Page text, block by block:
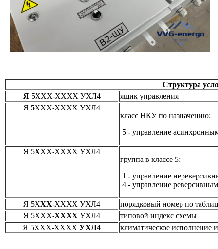
Структура
Я 5ХХХ-ХХХХ УХЛ4
ящик управления
Я 5ХХХ-ХХХХ УХЛ4
класс НКУ по назначению:
5 - управление
Я 5ХХХ-ХХХХ УХЛ4
группа в классе 5:
1 - управление
4 - управление
Я 5ХХХ-ХХХХ УХЛ4
порядковый номер по
Я 5ХХХ-ХХХХ УХЛ4
типовой индекс схемы
Я 5ХХХ-ХХХХ УХЛ4 климатическое исполнение